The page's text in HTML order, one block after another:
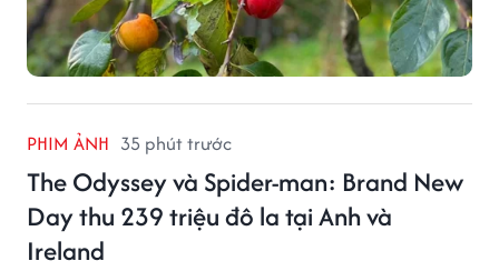
PHIM ẢNH 35 phút trước
The Odyssey và Spider-man: Brand New
Day thu 239 triệu đô la tại Anh và
Ireland